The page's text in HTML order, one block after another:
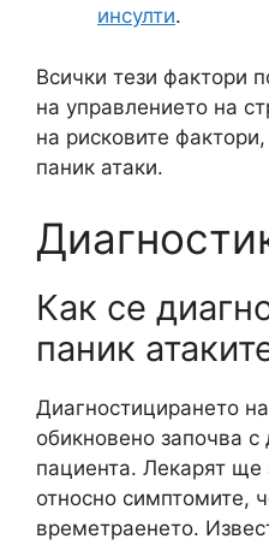
инсулти.
Всички тези фактори
на управлението на
на рисковите
паник атаки.
Как се
паник
Диагностицирането
обикновено започва
пациента. Лекарят ще
относно симптомите,
времетраенето.